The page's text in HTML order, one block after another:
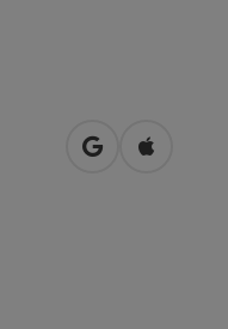
Otevřít vOtevřít v